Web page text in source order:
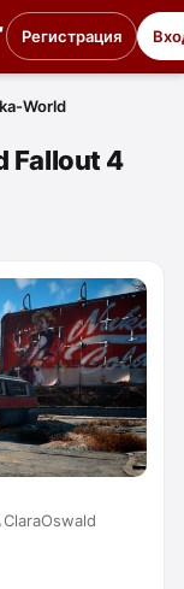
Регистрация
World
Fallout 4
ClaraOswald